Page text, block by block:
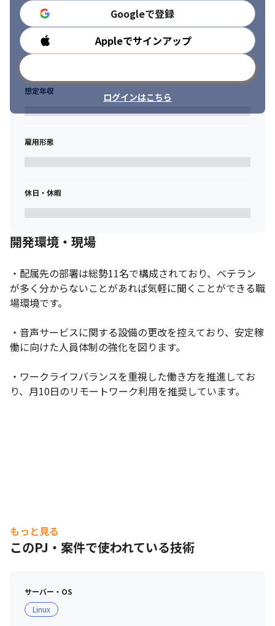
Googleで登録
Appleでサインアップ
ログインはこちら
勤務時間
想定年収
雇用形態
休日・休暇
開発環境・現場
・配属先の部署は総勢11名で構成されており、ベテラン
が多く分からないことがあれば気軽に聞くことができる職
場環境です。
・音声サービスに関する設備の更改を控えており、安定稼
働に向けた人員体制の強化を図ります。
・ワークライフバランスを重視した働き方を推進してお
り、月10日のリモートワーク利用を推奨しています。
もっと見る
このPJ・案件で使われている技術
サーバー・OS
Linux